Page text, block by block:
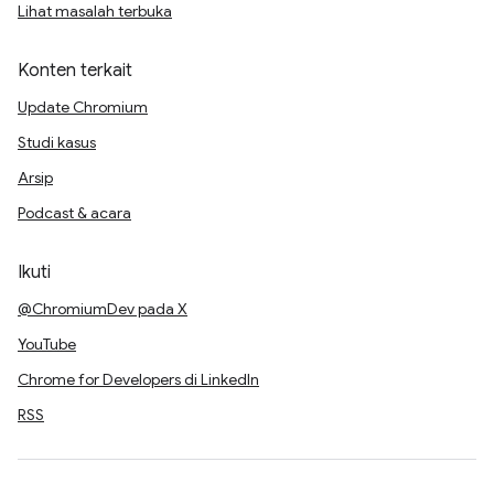
Lihat masalah terbuka
Konten terkait
Update Chromium
Studi kasus
Arsip
Podcast & acara
Ikuti
@ChromiumDev pada X
YouTube
Chrome for Developers di LinkedIn
RSS